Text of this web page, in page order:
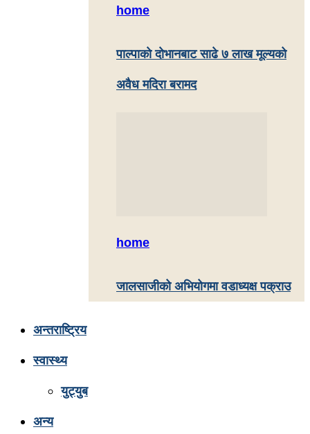
home
पाल्पाकाे दाेभानबाट साढे ७ लाख मूल्यको
अवैध मदिरा बरामद
home
जालसाजीको अभियोगमा वडाध्यक्ष पक्राउ
अन्तराष्ट्रिय
स्वास्थ्य
युट्युब
अन्य